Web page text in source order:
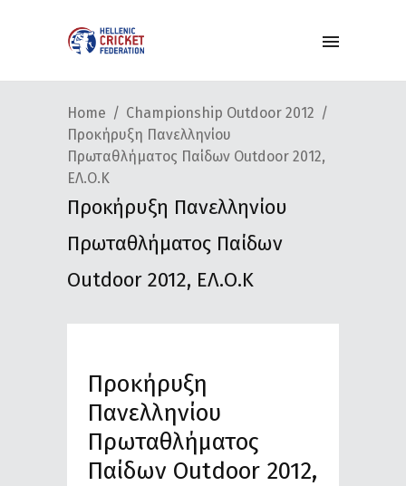
Home
Championship Outdoor 2012
Προκήρυξη Πανελληνίου
Πρωταθλήματος Παίδων Outdoor 2012,
ΕΛ.Ο.Κ
Προκήρυξη Πανελληνίου
Πρωταθλήματος Παίδων
Outdoor 2012, ΕΛ.Ο.Κ
Προκήρυξη
Πανελληνίου
Πρωταθλήματος
Παίδων Outdoor 2012,